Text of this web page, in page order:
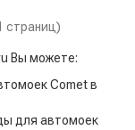
страниц)
Вы можете:
Comet в
для автомоек